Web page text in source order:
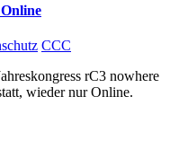
CCC
rC3 nowhere
wieder nur Online.